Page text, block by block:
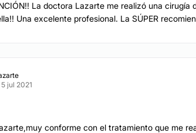
La doctora Lazarte me realizó una
Una excelente profesional. La SÚPER
jul 2021
conforme con el tratamiento que me